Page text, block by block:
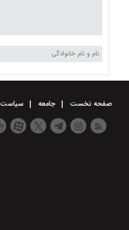
صفحه نخست جامعه سیاست